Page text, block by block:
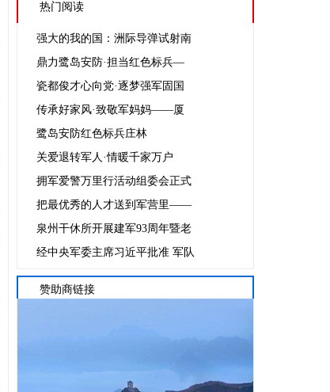
热门阅读
强大的我的国：洲际导弹试射南
鼎力鹭岛安防·担当红色标兵—
瓷都俊才心向党·逐梦强军固国
传承好家风·致敬军妈妈——厦
鹭岛安防红色标兵庄林
关爱退转军人·情暖千家万户
拥军爱警万里行活动组委会正式
把最优秀的人才送到军营里——
泉州干休所开展建军93周年暨老
经中央军委主席习近平批准 军队
赞助商链接